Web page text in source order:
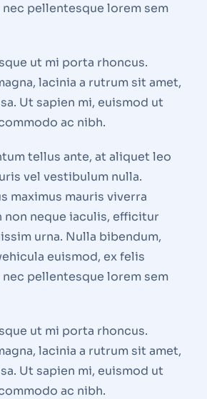
pellentesque lorem sem
ut mi porta rhoncus.
lacinia a rutrum sit amet,
Ut sapien mi, euismod ut
ac nibh.
tellus ante, at aliquet leo
vel vestibulum nulla.
maximus mauris viverra
non neque iaculis, efficitur
urna. Nulla bibendum,
euismod, ex felis
pellentesque lorem sem
ut mi porta rhoncus.
lacinia a rutrum sit amet,
Ut sapien mi, euismod ut
ac nibh.